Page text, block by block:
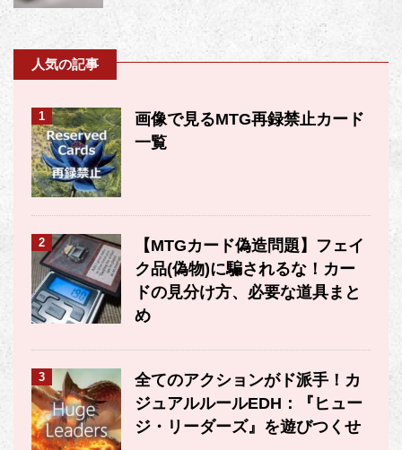
人気の記事
1
画像で見るMTG再録禁止カード
一覧
2
【MTGカード偽造問題】フェイ
ク品(偽物)に騙されるな！カー
ドの見分け方、必要な道具まと
め
3
全てのアクションがド派手！カ
ジュアルルールEDH：『ヒュー
ジ・リーダーズ』を遊びつくせ